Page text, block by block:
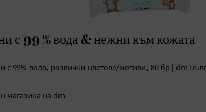
с 99 % вода & нежни към кожата
с 99% вода, различни цветове/мотиви, 80 бр | dm
магазина на dm